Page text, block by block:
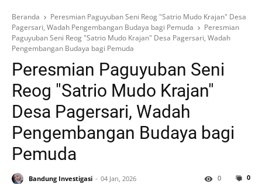
Beranda
Peresmian Paguyuban Seni Reog "Satrio Mudo Krajan" Desa
Pagersari, Wadah Pengembangan Budaya bagi Pemuda
Peresmian
Paguyuban Seni Reog "Satrio Mudo Krajan" Desa Pagersari, Wadah
Pengembangan Budaya bagi Pemuda
Peresmian Paguyuban Seni
Reog "Satrio Mudo Krajan"
Desa Pagersari, Wadah
Pengembangan Budaya bagi
Pemuda
Bandung Investigasi 04 Jan, 2026 0
0